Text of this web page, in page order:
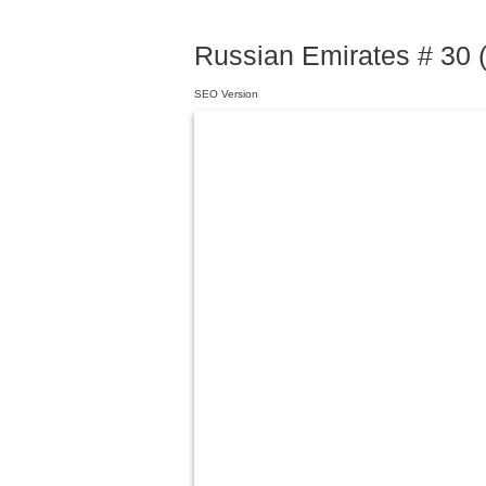
Russian Emirates # 30
SEO Version